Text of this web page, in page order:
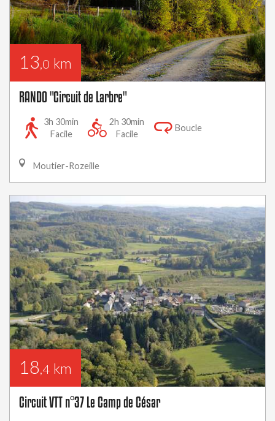
13,0 km
RANDO "Circuit de Larbre"
3h 30min
Facile
2h 30min
Facile
Boucle
Moutier-Rozeille
18,4 km
Circuit VTT n°37 Le Camp de César